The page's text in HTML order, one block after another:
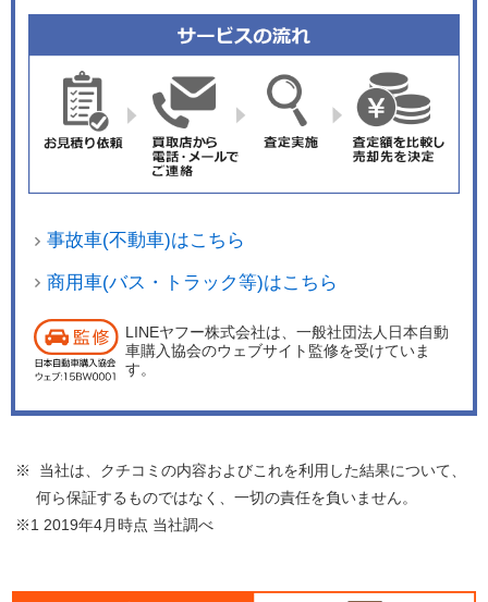
事故車(不動車)はこちら
商用車(バス・トラック等)はこちら
LINEヤフー株式会社は、一般社団法人日本自動
車購入協会のウェブサイト監修を受けていま
す。
※ 当社は、クチコミの内容およびこれを利用した結果について、
何ら保証するものではなく、一切の責任を負いません。
※1 2019年4月時点 当社調べ